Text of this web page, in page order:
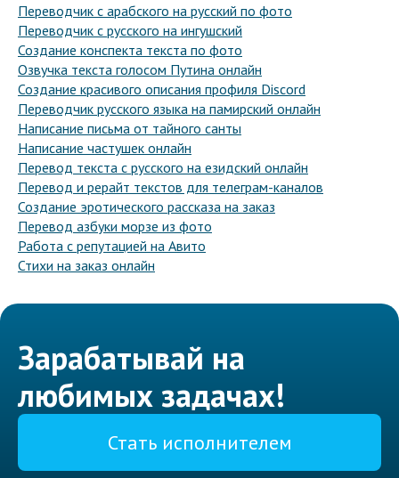
Переводчик с арабского на русский по фото
Переводчик с русского на ингушский
Создание конспекта текста по фото
Озвучка текста голосом Путина онлайн
Создание красивого описания профиля Discord
Переводчик русского языка на памирский онлайн
Написание письма от тайного санты
Написание частушек онлайн
Перевод текста с русского на езидский онлайн
Перевод и рерайт текстов для телеграм-каналов
Создание эротического рассказа на заказ
Перевод азбуки морзе из фото
Работа с репутацией на Авито
Стихи на заказ онлайн
Зарабатывай на
любимых задачах!
Стать исполнителем